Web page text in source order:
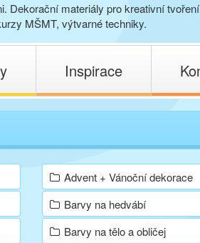
Dekorační materiály pro kreativní
MŠMT, výtvarné techniky.
Inspirace
Advent + Vánoční dekorace
Barvy na hedvábí
Barvy na tělo a obličej